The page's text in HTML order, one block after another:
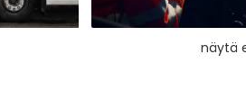
näytä